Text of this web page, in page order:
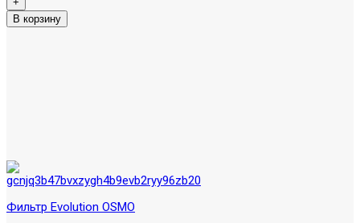
Фильтр Evolution OSMO